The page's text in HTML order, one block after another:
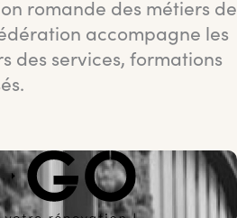
romande des métiers de
accompagne les
des services, formations